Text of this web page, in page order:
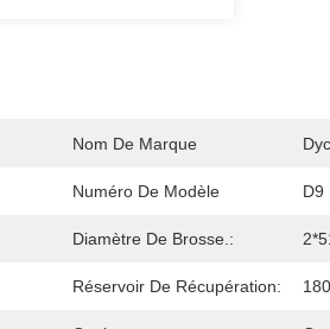
Nom De Marque
Numéro De Modèle D9
Diamètre De Brosse.:
Réservoir De Récupération: